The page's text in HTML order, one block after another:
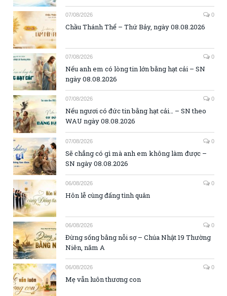
07/08/2026 0
Chầu Thánh Thể – Thứ Bảy, ngày 08.08.2026
07/08/2026 0
Nếu anh em có lòng tin lớn bằng hạt cải – SN
ngày 08.08.2026
07/08/2026 0
Nếu ngươi có đức tin bằng hạt cải… – SN theo
WAU ngày 08.08.2026
07/08/2026 0
Sẽ chẳng có gì mà anh em không làm được –
SN ngày 08.08.2026
06/08/2026 0
Hôn lễ cùng đấng tình quân
06/08/2026 0
Đừng sống bằng nỗi sợ – Chúa Nhật 19 Thường
Niên, năm A
06/08/2026 0
Mẹ vẫn luôn thương con